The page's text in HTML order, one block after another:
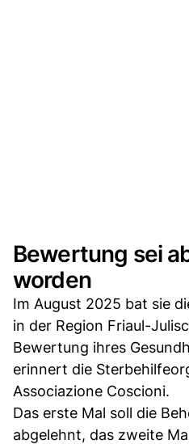
Bewertung sei
worden
Im August 2025 bat sie
in der Region Friaul-
Bewertung ihres
erinnert die
Associazione Coscioni.
Das erste Mal soll die
abgelehnt, das zweite